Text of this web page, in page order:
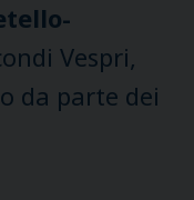
Vespri,
da parte dei